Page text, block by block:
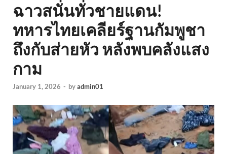
ฉาวสนั่นทั่วชายแดน!
ทหารไทยเคลียร์ฐานกัมพูชา
ถึงกับส่ายหัว หลังพบคลังแสง
กาม
January 1, 2026 - byadmin01